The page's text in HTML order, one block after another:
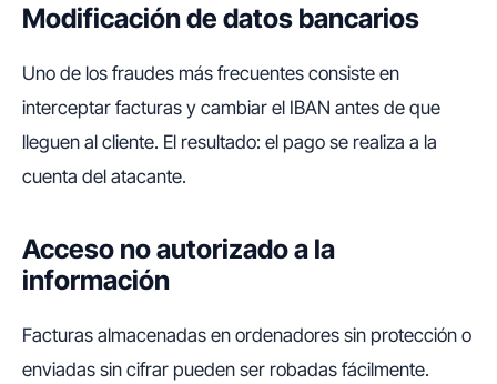
Modificación de datos bancarios
Uno de los fraudes más frecuentes consiste en
interceptar facturas y cambiar el IBAN antes de que
lleguen al cliente. El resultado: el pago se realiza a la
cuenta del atacante.
Acceso no autorizado a la
información
Facturas almacenadas en ordenadores sin protección o
enviadas sin cifrar pueden ser robadas fácilmente.